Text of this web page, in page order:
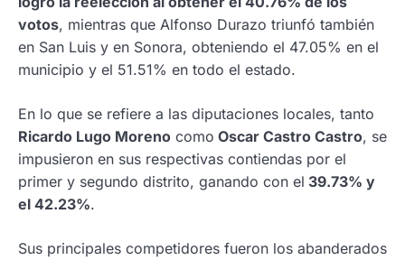
votos, mientras que Alfonso Durazo triunfó también
en San Luis y en Sonora, obteniendo el 47.05% en el
municipio y el 51.51% en todo el estado.
En lo que se refiere a las diputaciones locales, tanto
Ricardo Lugo Moreno como Oscar Castro Castro, se
impusieron en sus respectivas contiendas por el
primer y segundo distrito, ganando con el 39.73% y
el 42.23%.
Sus principales competidores fueron los abanderados